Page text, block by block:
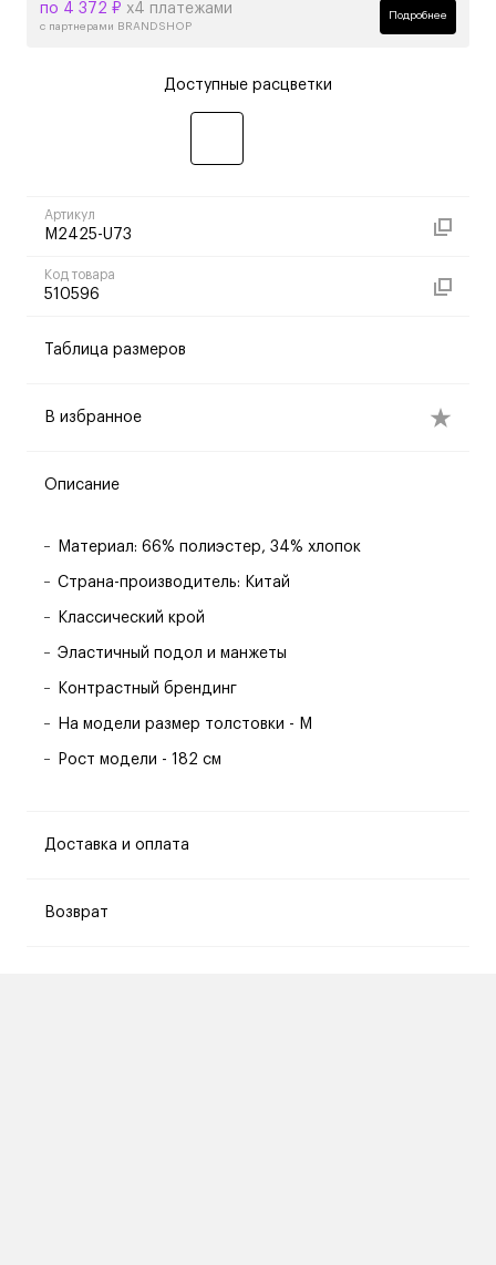
по 4 372 ₽ х4 платежами
с партнерами BRANDSHOP
Подробнее
Доступные расцветки
Артикул
M2425-U73
Код товара
510596
Таблица размеров
В избранное
Описание
Материал: 66% полиэстер, 34% хлопок
Страна-производитель: Китай
Классический крой
Эластичный подол и манжеты
Контрастный брендинг
На модели размер толстовки - M
Рост модели - 182 см
Доставка и оплата
Возврат